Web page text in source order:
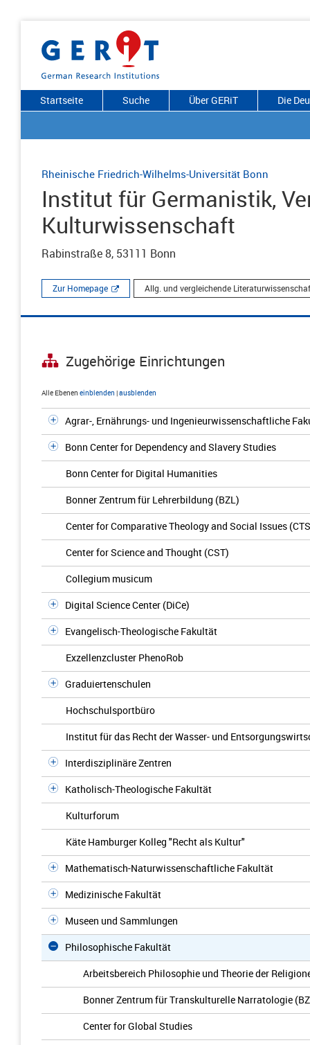
Startseite Suche Über GERiT Die
Rheinische Friedrich-Wilhelms-Universität Bonn
Institut für Germanistik,
Kulturwissenschaft
Rabinstraße 8, 53111 Bonn
Zur Homepage Allg. und vergleichende
Zugehörige Einrichtungen
Alle Ebenen einblenden |ausblenden
Agrar-, Ernährungs- und Ingenieurwissenschaftliche
Bonn Center for Dependency and Slavery Studies
Bonn Center for Digital Humanities
Bonner Zentrum für Lehrerbildung (BZL)
Center for Comparative Theology and Social Issues
Center for Science and Thought (CST)
Collegium musicum
Digital Science Center (DiCe)
Evangelisch-Theologische Fakultät
Exzellenzcluster PhenoRob
Graduiertenschulen
Hochschulsportbüro
Institut für das Recht der Wasser- und
Interdisziplinäre Zentren
Katholisch-Theologische Fakultät
Kulturforum
Käte Hamburger Kolleg "Recht als Kultur"
Mathematisch-Naturwissenschaftliche Fakultät
Medizinische Fakultät
Museen und Sammlungen
Philosophische Fakultät
Arbeitsbereich Philosophie und Theorie der
Bonner Zentrum für Transkulturelle Narratologie
Center for Global Studies